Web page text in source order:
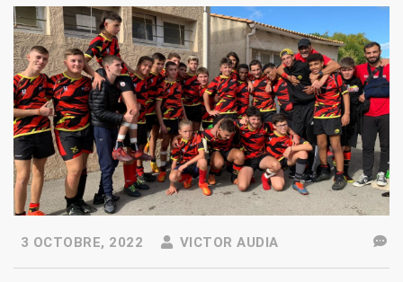
3 OCTOBRE, 2022 VICTOR AUDIA